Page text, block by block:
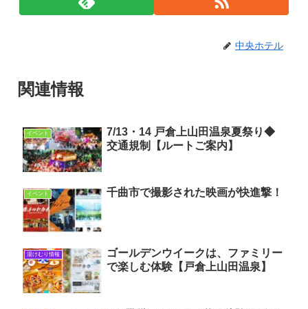
中央ホテル
関連情報
イベント
7/13・14 戸倉上山田温泉夏祭り◆
交通規制【ルートご案内】
イベント 千曲市で撮影された映画が快進撃！
湯けむり情報
ゴールデンウイークは、ファミリー
で楽しむ体験【戸倉上山田温泉】